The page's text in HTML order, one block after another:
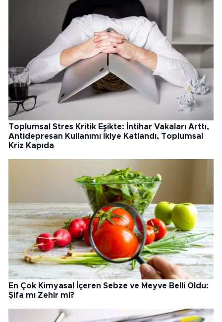
Toplumsal Stres Kritik Eşikte: İntihar Vakaları Arttı,
Antidepresan Kullanımı İkiye Katlandı, Toplumsal
Kriz Kapıda
En Çok Kimyasal İçeren Sebze ve Meyve Belli Oldu:
Şifa mı Zehir mi?